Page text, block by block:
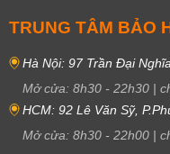
TRUNG TÂM BẢO
Hà Nội: 97 Trần Đại
Mở cửa: 8h30 - 22h30 |
HCM: 92 Lê Văn Sỹ,
Mở cửa: 8h30 - 22h00 |